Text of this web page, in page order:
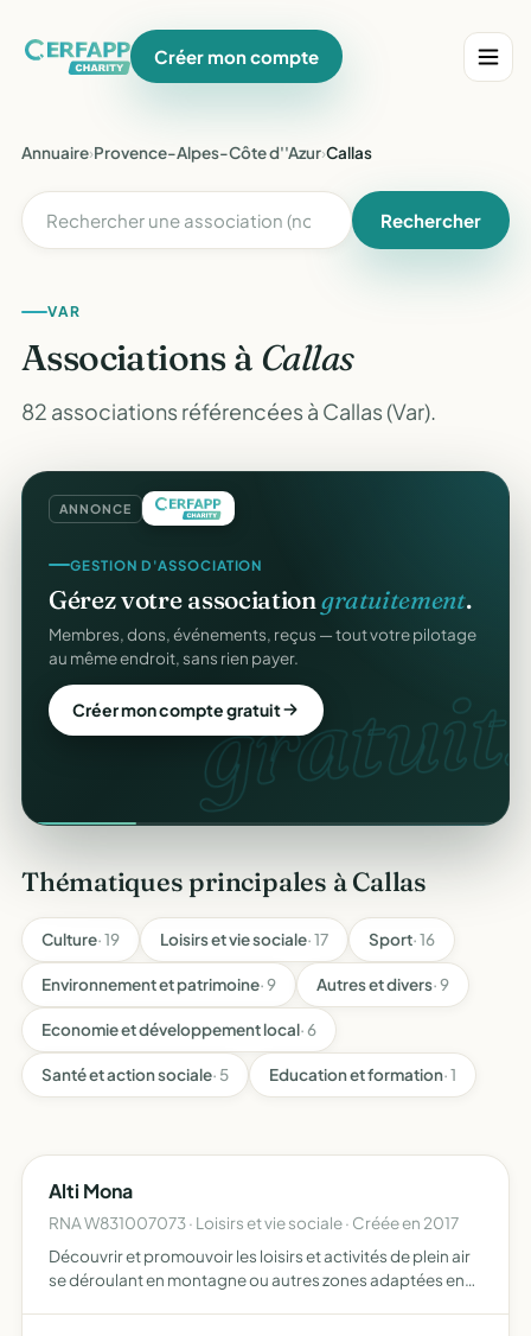
Créer mon compte
Annuaire›Provence-Alpes-Côte d''Azur›Callas
Rechercher
VAR
Associations à Callas
82 associations référencées à Callas (Var).
ANNONCE
gratuit.
GESTION D'ASSOCIATION
Gérez votre associationgratuitement.
Membres, dons, événements, reçus — tout votre pilotage
au même endroit, sans rien payer.
Créer mon compte gratuit
Thématiques principales à Callas
Culture· 19 Loisirs et vie sociale· 17 Sport· 16
Environnement et patrimoine· 9 Autres et divers· 9
Economie et développement local· 6
Santé et action sociale· 5 Education et formation· 1
Alti Mona
RNA W831007073 · Loisirs et vie sociale · Créée en 2017
Découvrir et promouvoir les loisirs et activités de plein air
se déroulant en montagne ou autres zones adaptées en